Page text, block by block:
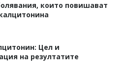
които повишават
Цел и
на резултатите